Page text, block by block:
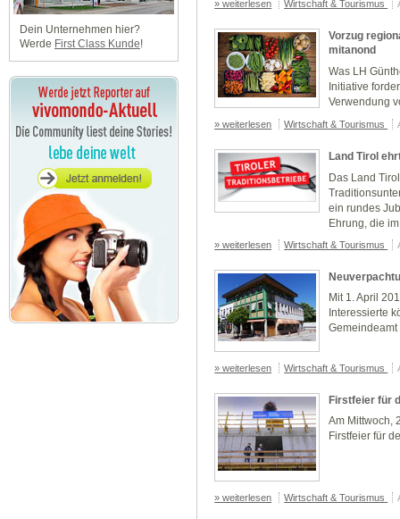
Dein Unternehmen hier?
Werde First Class Kunde!
» weiterlesen Wirtschaft & Tourismus
Vorzug
mitanond
Was LH
Initiative
Verwendung
» weiterlesen Wirtschaft & Tourismus
Land Tirol
Das Land
ein rundes
Ehrung, die
» weiterlesen Wirtschaft & Tourismus
Mit 1. April
Interessierte
» weiterlesen Wirtschaft & Tourismus
Firstfeier für
Am Mittwoch,
Firstfeier für
» weiterlesen Wirtschaft & Tourismus